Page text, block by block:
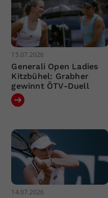
15.07.2026
Generali Open Ladies
Kitzbühel: Grabher
gewinnt ÖTV-Duell
14.07.2026